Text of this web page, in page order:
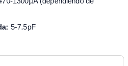
5-7.5pF